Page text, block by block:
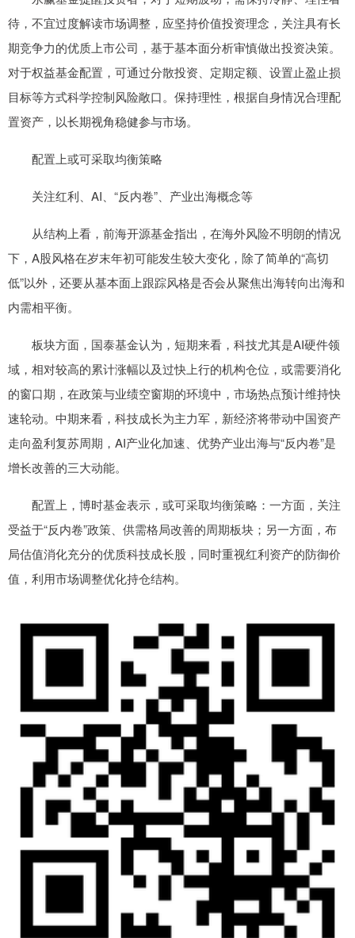
待，不宜过度解读市场调整，应坚持价值投资理念，关注具有长
期竞争力的优质上市公司，基于基本面分析审慎做出投资决策。
对于权益基金配置，可通过分散投资、定期定额、设置止盈止损
目标等方式科学控制风险敞口。保持理性，根据自身情况合理配
置资产，以长期视角稳健参与市场。
配置上或可采取均衡策略
关注红利、AI、“反内卷”、产业出海概念等
从结构上看，前海开源基金指出，在海外风险不明朗的情况
下，A股风格在岁末年初可能发生较大变化，除了简单的“高切
低”以外，还要从基本面上跟踪风格是否会从聚焦出海转向出海和
内需相平衡。
板块方面，国泰基金认为，短期来看，科技尤其是AI硬件领
域，相对较高的累计涨幅以及过快上行的机构仓位，或需要消化
的窗口期，在政策与业绩空窗期的环境中，市场热点预计维持快
速轮动。中期来看，科技成长为主力军，新经济将带动中国资产
走向盈利复苏周期，AI产业化加速、优势产业出海与“反内卷”是
增长改善的三大动能。
配置上，博时基金表示，或可采取均衡策略：一方面，关注
受益于“反内卷”政策、供需格局改善的周期板块；另一方面，布
局估值消化充分的优质科技成长股，同时重视红利资产的防御价
值，利用市场调整优化持仓结构。